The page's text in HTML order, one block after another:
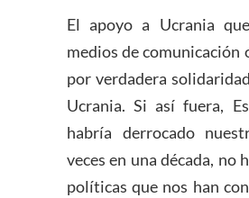
El apoyo a Ucrania
medios de comunicación
por verdadera
Ucrania. Si así fuera,
habría derrocado
veces en una década, no
políticas que nos han